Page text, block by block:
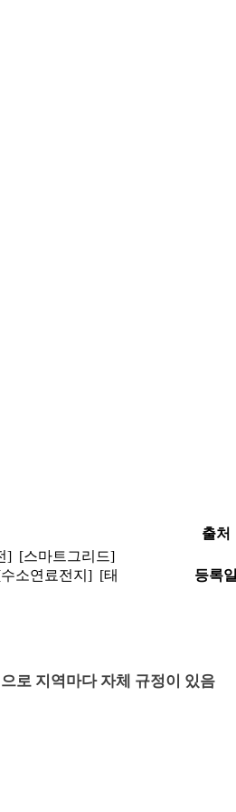
출처
] [스마트그리드]
소연료전지] [태
등록일
로 지역마다 자체 규정이 있음